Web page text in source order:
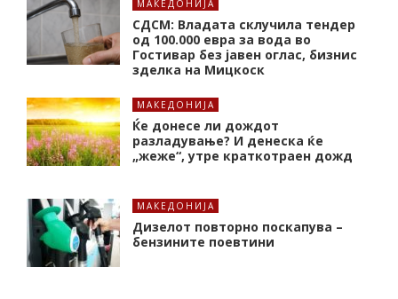
МАКЕДОНИЈА
СДСМ: Владата склучила тендер
од 100.000 евра за вода во
Гостивар без јавен оглас, бизнис
зделка на Мицкоск
МАКЕДОНИЈА
Ќе донесе ли дождот
разладување? И денеска ќе
„жеже“, утре краткотраен дожд
МАКЕДОНИЈА
Дизелот повторно поскапува –
бензините поевтини